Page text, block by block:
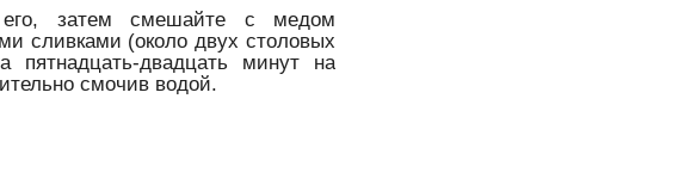
затем смешайте с медом
сливками (около двух столовых
пятнадцать-двадцать минут на
смочив водой.